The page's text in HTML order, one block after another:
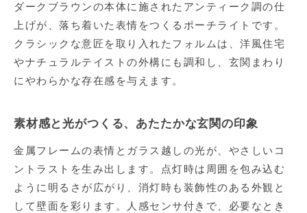
ダークブラウンの本体に施されたアンティーク調の仕
上げが、落ち着いた表情をつくるポーチライトです。
クラシックな意匠を取り入れたフォルムは、洋風住宅
やナチュラルテイストの外構にも調和し、玄関まわり
にやわらかな存在感を与えます。
素材感と光がつくる、あたたかな玄関の印象
金属フレームの表情とガラス越しの光が、やさしいコ
ントラストを生み出します。点灯時は周囲を包み込む
ように明るさが広がり、消灯時も装飾性のある外観と
して壁面を彩ります。人感センサ付きで、必要なとき